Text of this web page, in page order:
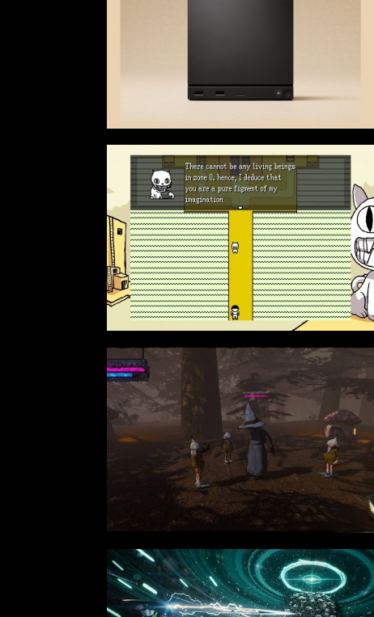
リーグ 2022」最終節を終え
たいこと【ストーム久保のプ
ーマーのゲンバから！ 第48
2022」前半戦の反省文を見てほし
い！ チームリーダー久保の失敗【ス
トーム久保のプロ格闘ゲーマーのゲン
バから！ 第47回】
じさんに告ぐ！「CAPCOM
で活躍した若手の強さは
だけじゃないから説明しま
バから！ 第50回】